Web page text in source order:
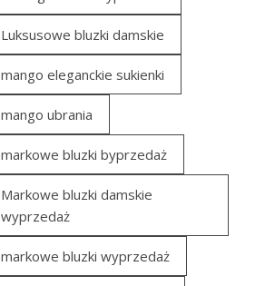
Luksusowe bluzki damskie
mango eleganckie sukienki
mango ubrania
markowe bluzki byprzedaż
Markowe bluzki damskie
wyprzedaż
markowe bluzki wyprzedaż